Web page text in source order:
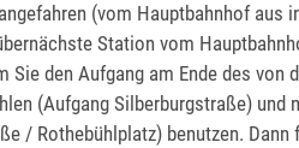
(vom Hauptbahnhof aus
Station vom
Sie den Aufgang am Ende des von
(Aufgang Silberburgstraße) und
/ Rothebühlplatz) benutzen.